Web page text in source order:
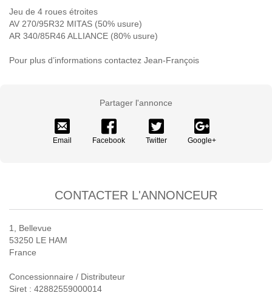
Jeu de 4 roues étroites
AV 270/95R32 MITAS (50% usure)
AR 340/85R46 ALLIANCE (80% usure)
Pour plus d’informations contactez Jean-François
Partager l'annonce
Email Facebook Twitter Google+
CONTACTER L'ANNONCEUR
1, Bellevue
53250 LE HAM
France
Concessionnaire / Distributeur
Siret : 42882559000014